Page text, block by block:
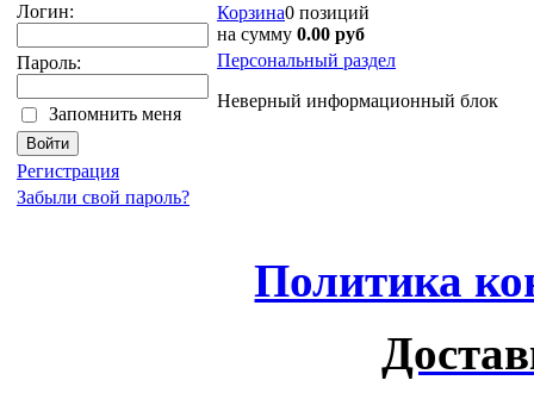
Логин:
Пароль:
Запомнить меня
Регистрация
Забыли свой пароль?
Корзина0 позиций
на сумму 0.00 руб
Персональный раздел
Неверный информационный блок
Политика